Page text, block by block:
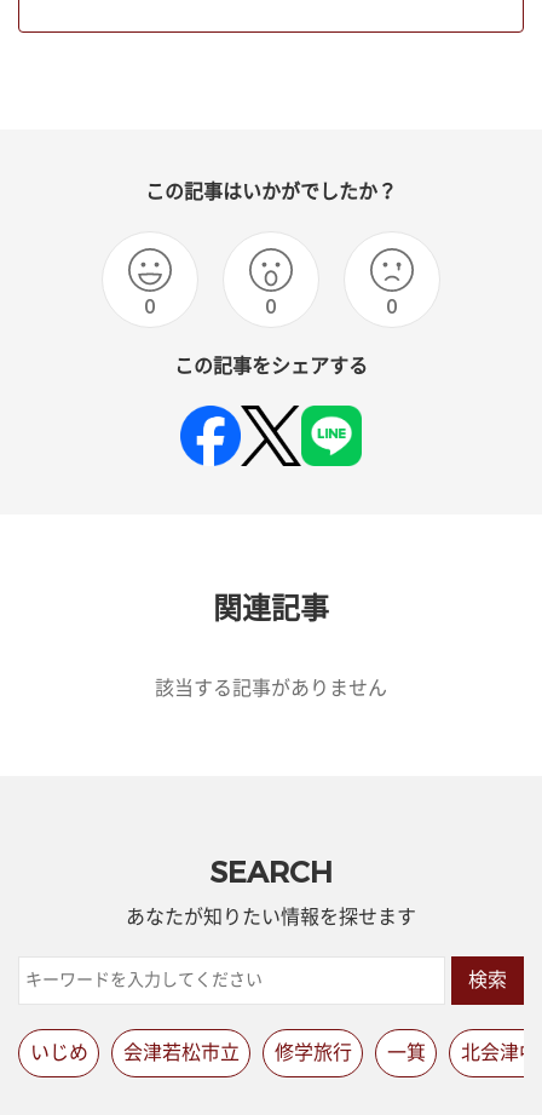
この記事はいかがでしたか？
0 0 0
この記事をシェアする
関連記事
該当する記事がありません
SEARCH
あなたが知りたい情報を探せます
検索
いじめ 会津若松市立 修学旅行 一箕 北会津中